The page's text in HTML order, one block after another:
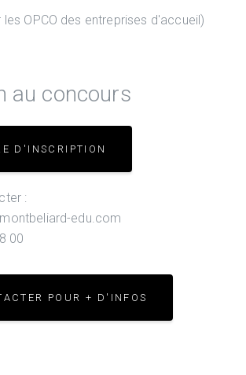
OPCO des entreprises d'accueil)
au concours
D'INSCRIPTION
:
edu.com
00
POUR + D'INFOS